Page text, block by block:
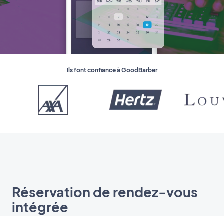
Ils font confiance à GoodBarber
Réservation de rendez-vous
intégrée